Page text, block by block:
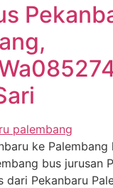
ke
bus jurusan
dari Pekanbaru